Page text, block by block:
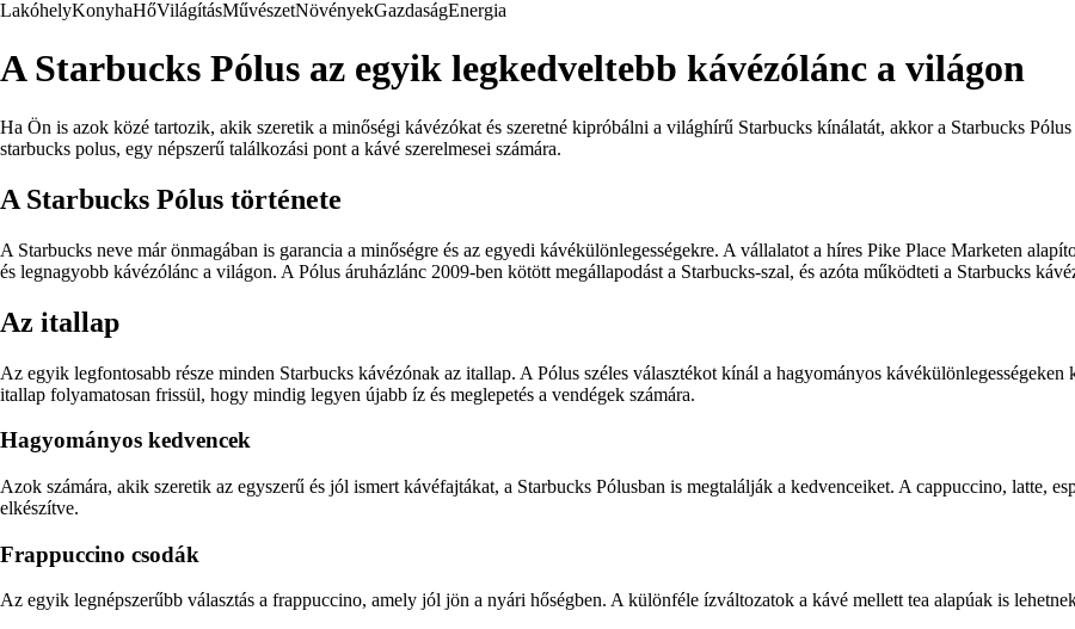
LakóhelyKonyhaHőVilágításMűvészetNövényekGazdaságEnergia
A Starbucks Pólus az egyik legkedveltebb kávézólánc a világon
Ha Ön is azok közé tartozik, akik szeretik a minőségi kávézókat és szeretné kipróbálni a világhírű Starbucks kínálatát, akkor a Starbucks
starbucks polus, egy népszerű találkozási pont a kávé szerelmesei számára.
A Starbucks Pólus története
A Starbucks neve már önmagában is garancia a minőségre és az egyedi kávékülönlegességekre. A vállalatot a híres Pike Place Marketen
és legnagyobb kávézólánc a világon. A Pólus áruházlánc 2009-ben kötött megállapodást a Starbucks-szal, és azóta működteti a Starbucks
Az itallap
Az egyik legfontosabb része minden Starbucks kávézónak az itallap. A Pólus széles választékot kínál a hagyományos
itallap folyamatosan frissül, hogy mindig legyen újabb íz és meglepetés a vendégek számára.
Hagyományos kedvencek
Azok számára, akik szeretik az egyszerű és jól ismert kávéfajtákat, a Starbucks Pólusban is megtalálják a kedvenceiket. A cappuccino, latte,
elkészítve.
Frappuccino csodák
Az egyik legnépszerűbb választás a frappuccino, amely jól jön a nyári hőségben. A különféle ízváltozatok a kávé mellett tea alapúak is